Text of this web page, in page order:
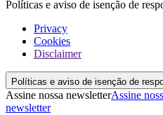
Políticas e aviso de isenção de
Privacy
Cookies
Disclaimer
Políticas e aviso de isenção de
Assine nossa newsletterAssine
newsletter